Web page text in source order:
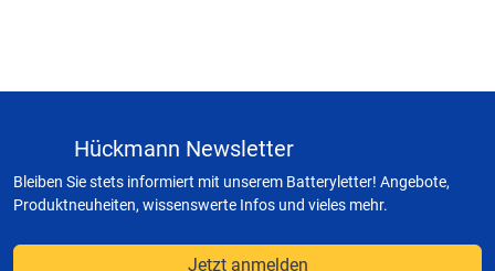
Hückmann Newsletter
Bleiben Sie stets informiert mit unserem Batteryletter! Angebote,
Produktneuheiten, wissenswerte Infos und vieles mehr.
Jetzt anmelden